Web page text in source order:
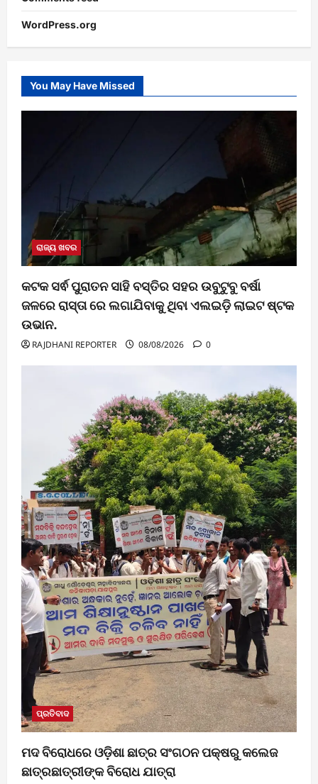
WordPress.org
You May Have Missed
ରାଜ୍ୟ ଖବର
କଟକ ସର୍ଵ ପୁରାତନ ସାହି ବସ୍ତିର ସହର ଉବୁଟୁବୁ ବର୍ଷା
ଜଳରେ ରାସ୍ତା ରେ ଲଗାଯିବାକୁ ଥିବା ଏଲଇଡ଼ି ଲାଇଟ ଷ୍ଟକ
ଉଭାନ.
RAJDHANI REPORTER 08/08/2026 0
ପ୍ରତିବାଦ
ମଦ ବିରୋଧରେ ଓଡ଼ିଶା ଛାତ୍ର ସଂଗଠନ ପକ୍ଷରୁ କଲେଜ
ଛାତ୍ରଛାତ୍ରୀଙ୍କ ବିରୋଧ ଯାତ୍ରା